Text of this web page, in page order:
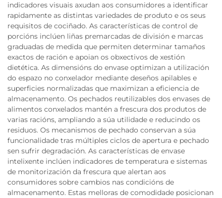
indicadores visuais axudan aos consumidores a identificar
rapidamente as distintas variedades de produto e os seus
requisitos de cociñado. As características de control de
porcións inclúen liñas premarcadas de división e marcas
graduadas de medida que permiten determinar tamaños
exactos de ración e apoian os obxectivos de xestión
dietética. As dimensións do envase optimizan a utilización
do espazo no conxelador mediante deseños apilables e
superficies normalizadas que maximizan a eficiencia de
almacenamento. Os pechados reutilizables dos envases de
alimentos conxelados mantén a frescura dos produtos de
varias racións, ampliando a súa utilidade e reducindo os
residuos. Os mecanismos de pechado conservan a súa
funcionalidade tras múltiples ciclos de apertura e pechado
sen sufrir degradación. As características de envase
intelixente inclúen indicadores de temperatura e sistemas
de monitorización da frescura que alertan aos
consumidores sobre cambios nas condicións de
almacenamento. Estas melloras de comodidade posicionan